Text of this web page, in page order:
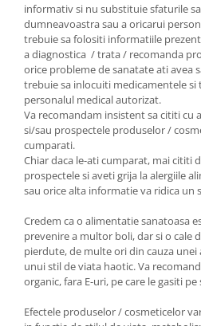
informativ si nu substituie sfaturile
dumneavoastra sau a oricarui
trebuie sa folositi informatiile
a diagnostica / trata / recomanda
orice probleme de sanatate ati avea
trebuie sa inlocuiti medicamentele
personalul medical autorizat.
Va recomandam insistent sa cititi
si/sau prospectele produselor /
cumparati.
Chiar daca le-ati cumparat, mai cititi
prospectele si aveti grija la alergiile
sau orice alta informatie va ridica un
Credem ca o alimentatie sanatoasa
prevenire a multor boli, dar si o cale
pierdute, de multe ori din cauza
unui stil de viata haotic. Va
organic, fara E-uri, pe care le gasiti
Efectele produselor / cosmeticelor